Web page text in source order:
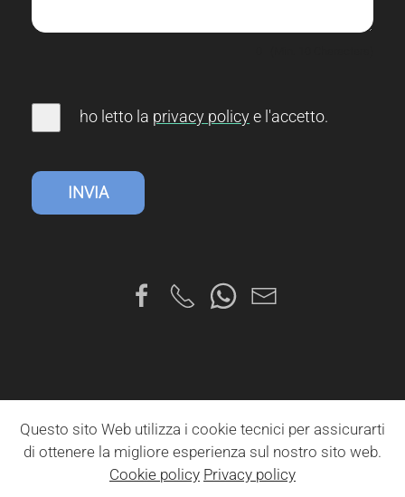
ho letto la privacy policye l'accetto.
INVIA
Questo sito Web utilizza i cookie tecnici per assicurarti
di ottenere la migliore esperienza sul nostro sito web.
Cookie policy Privacy policy